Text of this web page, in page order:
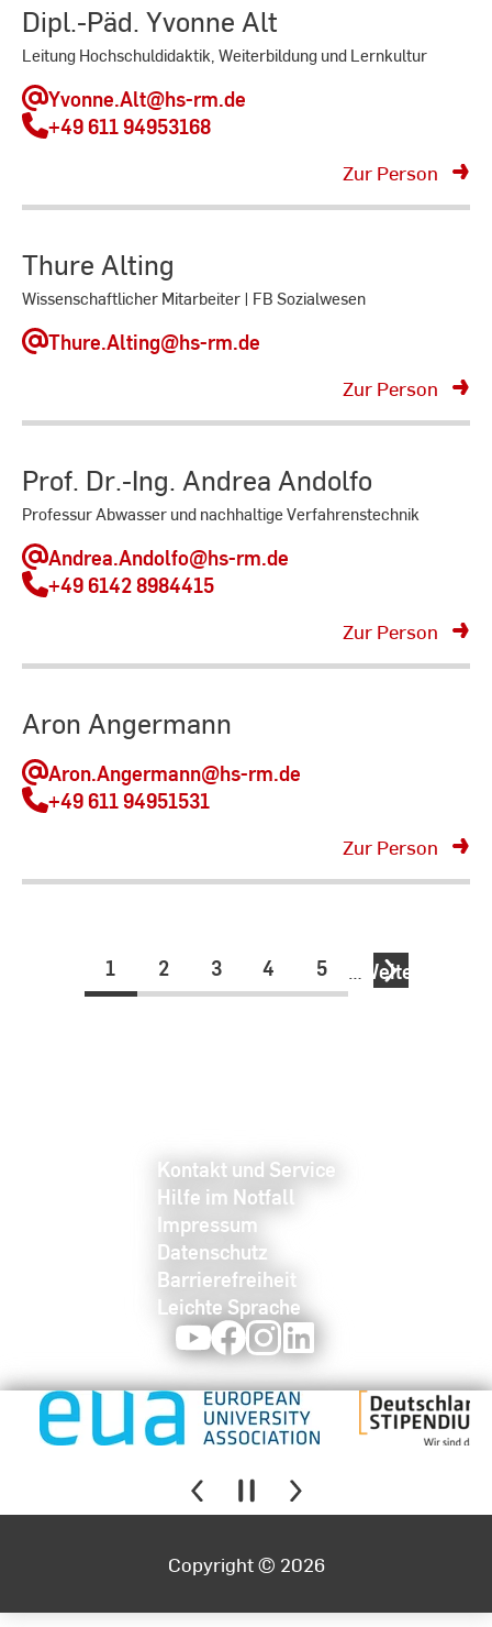
Dipl.-Päd. Yvonne Alt
Leitung Hochschuldidaktik, Weiterbildung und Lernkultur
Yvonne.Alt@hs-rm.de
+49 611 94953168
Zur Person
Thure Alting
Wissenschaftlicher Mitarbeiter | FB Sozialwesen
Thure.Alting@hs-rm.de
Zur Person
Prof. Dr.-Ing. Andrea Andolfo
Professur Abwasser und nachhaltige Verfahrenstechnik
Andrea.Andolfo@hs-rm.de
+49 6142 8984415
Zur Person
Aron Angermann
Aron.Angermann@hs-rm.de
+49 611 94951531
Zur Person
1 2 3 4 5 Weiter
Kontakt und Service
Hilfe im Notfall
Impressum
Datenschutz
Barrierefreiheit
Leichte Sprache
YoutubeFacebookInstagram
Copyright © 2026